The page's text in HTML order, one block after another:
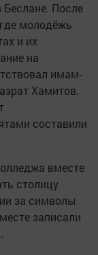
После
молодёжь
и их
на
имам-
Хамитов.
составили
вместе
столицу
за символы
записали